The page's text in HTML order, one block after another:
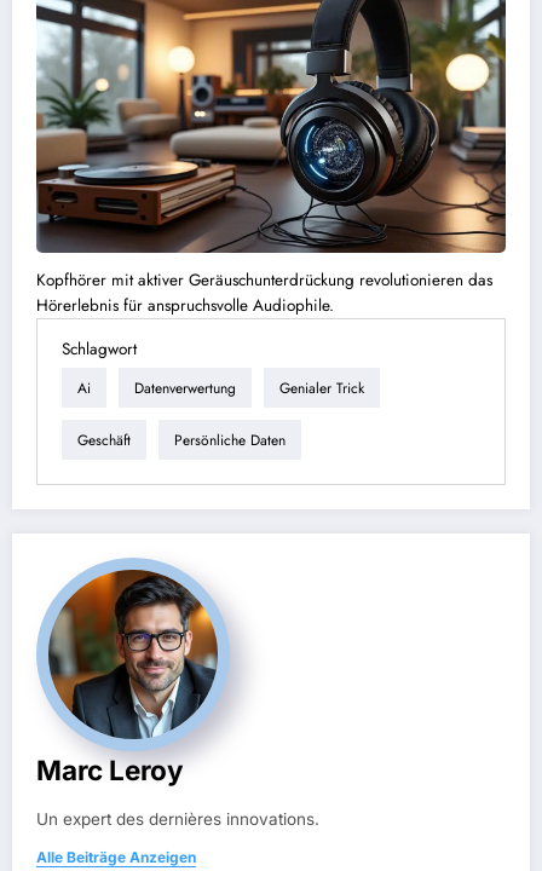
Kopfhörer mit aktiver Geräuschunterdrückung revolutionieren das
Hörerlebnis für anspruchsvolle Audiophile.
Schlagwort
Ai Datenverwertung Genialer Trick
Geschäft Persönliche Daten
Marc Leroy
Un expert des dernières innovations.
Alle Beiträge Anzeigen